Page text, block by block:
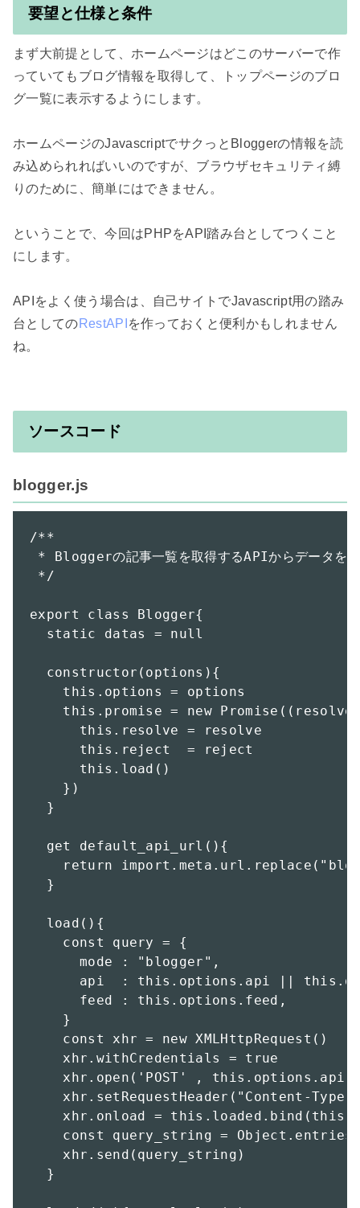
要望と仕様と条件
まず大前提として、ホームページはどこのサーバーで作
っていてもブログ情報を取得して、トップページのブロ
グ一覧に表示するようにします。
ホームページのJavascriptでサクっとBloggerの情報を読
み込められればいいのですが、ブラウザセキュリティ縛
りのために、簡単にはできません。
ということで、今回はPHPをAPI踏み台としてつくこと
にします。
APIをよく使う場合は、自己サイトでJavascript用の踏み
台としてのRestAPI を作っておくと便利かもしれません
ね。
ソースコード
blogger.js
/**
* Bloggerの記事一覧を取得するAPIからデータを取
*/
export class Blogger{
  static datas = null
  constructor(options){
    this.options = options
this.promise = new
      this.resolve = resolve
      this.reject  = reject
      this.load()
    })
  }
  get default_api_url(){
return
  }
  load(){
    const query = {
      mode : "blogger",
api  : this.options.api ||
      feed : this.options.feed,
    }
    const xhr = new XMLHttpRequest()
    xhr.withCredentials = true
xhr.open('POST' , this.options.api
xhr.setRequestHeader("Content-
    xhr.onload = this.loaded.bind(this)
const query_string =
    xhr.send(query_string)
  }